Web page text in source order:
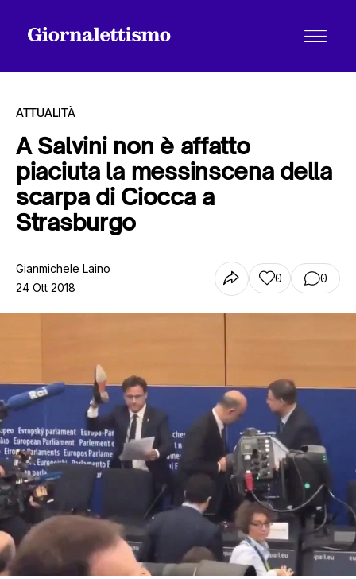
Tutti gli articoli
ATTUALITÀ
A Salvini non è affatto
piaciuta la messinscena della
scarpa di Ciocca a
Strasburgo
Gianmichele Laino
24 Ott 2018
0 0